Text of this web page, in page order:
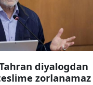
diyalogdan
zorlanamaz